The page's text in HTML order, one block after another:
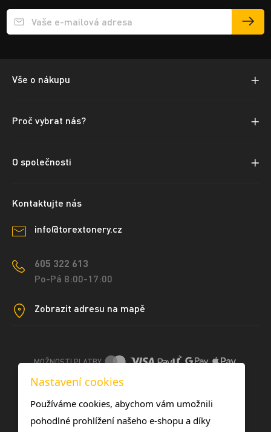
Přihlášení e-mailu k odběru
Vše o nákupu
Proč vybrat nás?
O společnosti
Kontaktujte nás
info@torextonery.cz
605 322 613
Po-Pá 8:00-17:00
Zobrazit adresu na mapě
MOŽNOSTI PLATBY
DOPRAVNÍ METODY
Nastavení cookies
Používáme cookies, abychom vám umožnili
pohodlné prohlížení našeho e-shopu a díky